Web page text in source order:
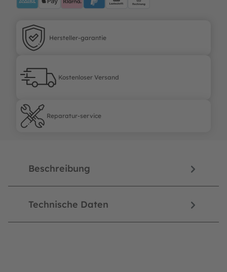
Hersteller-garantie
Hersteller-garantie
Kostenloser Versand
Kostenloser Versand
Reparatur-service
Reparatur-service
Beschreibung
Technische Daten